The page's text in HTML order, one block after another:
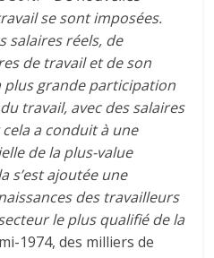
se sont imposées.
salaires réels, de
de travail et de son
plus grande participation
travail, avec des salaires
a conduit à une
de la plus-value
s’est ajoutée une
des travailleurs
le plus qualifié de la
1974, des milliers de